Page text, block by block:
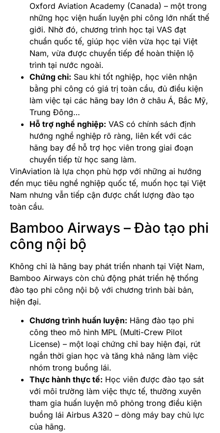
Oxford Aviation Academy (Canada) – một trong
những học viện huấn luyện phi công lớn nhất thế
giới. Nhờ đó, chương trình học tại VAS đạt
chuẩn quốc tế, giúp học viên vừa học tại Việt
Nam, vừa được chuyển tiếp để hoàn thiện lộ
trình tại nước ngoài.
Chứng chỉ: Sau khi tốt nghiệp, học viên nhận
bằng phi công có giá trị toàn cầu, đủ điều kiện
làm việc tại các hãng bay lớn ở châu Á, Bắc Mỹ,
Trung Đông…
Hỗ trợ nghề nghiệp: VAS có chính sách định
hướng nghề nghiệp rõ ràng, liên kết với các
hãng bay để hỗ trợ học viên trong giai đoạn
chuyển tiếp từ học sang làm.
VinAviation là lựa chọn phù hợp với những ai hướng
đến mục tiêu nghề nghiệp quốc tế, muốn học tại Việt
Nam nhưng vẫn tiếp cận được chất lượng đào tạo
toàn cầu.
Bamboo Airways – Đào tạo phi
công nội bộ
Không chỉ là hãng bay phát triển nhanh tại Việt Nam,
Bamboo Airways còn chủ động phát triển hệ thống
đào tạo phi công nội bộ với chương trình bài bản,
hiện đại.
Chương trình huấn luyện: Hãng đào tạo phi
công theo mô hình MPL (Multi-Crew Pilot
License) – một loại chứng chỉ bay hiện đại, rút
ngắn thời gian học và tăng khả năng làm việc
nhóm trong buồng lái.
Thực hành thực tế: Học viên được đào tạo sát
với môi trường làm việc thực tế, thường xuyên
tham gia huấn luyện mô phỏng trong điều kiện
buồng lái Airbus A320 – dòng máy bay chủ lực
của hãng.